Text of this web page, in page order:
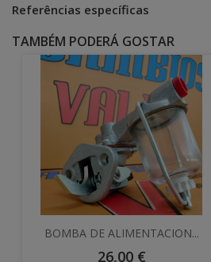
Referências específicas
TAMBÉM PODERÁ GOSTAR
BOMBA DE ALIMENTACION...
Preço
26,00 €